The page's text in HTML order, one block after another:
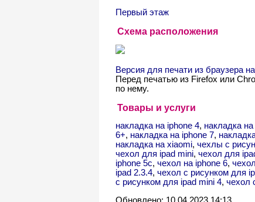
Первый этаж
Схема расположения
Версия для печати из браузера
Перед печатью из Firefox или
по нему.
Товары и услуги
накладка на iphone 4, накладка
6+, накладка на iphone 7,
накладка на xiaomi, чехлы с
чехол для ipad mini, чехол для
iphone 5с, чехол на iphone 6,
ipad 2.3.4, чехол с рисунком для
с рисунком для ipad mini 4, чехол